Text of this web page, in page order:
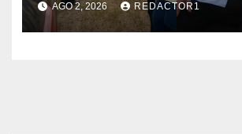
AGO 2, 2026 REDACTOR1